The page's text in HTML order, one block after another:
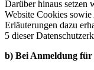
Darüber hinaus setzen
Website Cookies
Erläuterungen dazu
5 dieser
b) Bei Anmeldung für